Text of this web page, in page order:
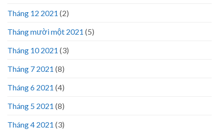
Tháng 12 2021 (2)
Tháng mười một 2021 (5)
Tháng 10 2021 (3)
Tháng 7 2021 (8)
Tháng 6 2021 (4)
Tháng 5 2021 (8)
Tháng 4 2021 (3)